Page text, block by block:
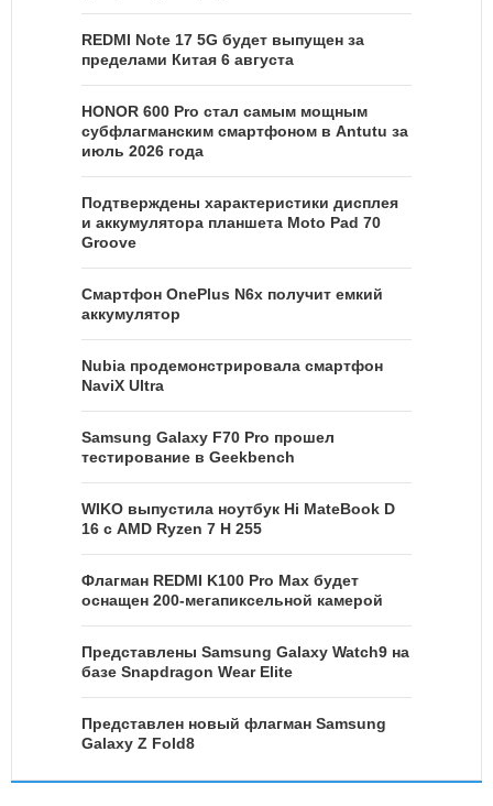
REDMI Note 17 5G будет выпущен за
пределами Китая 6 августа
HONOR 600 Pro стал самым мощным
субфлагманским смартфоном в Antutu за
июль 2026 года
Подтверждены характеристики дисплея
и аккумулятора планшета Moto Pad 70
Groove
Смартфон OnePlus N6x получит емкий
аккумулятор
Nubia продемонстрировала смартфон
NaviX Ultra
Samsung Galaxy F70 Pro прошел
тестирование в Geekbench
WIKO выпустила ноутбук Hi MateBook D
16 с AMD Ryzen 7 H 255
Флагман REDMI K100 Pro Max будет
оснащен 200-мегапиксельной камерой
Представлены Samsung Galaxy Watch9 на
базе Snapdragon Wear Elite
Представлен новый флагман Samsung
Galaxy Z Fold8